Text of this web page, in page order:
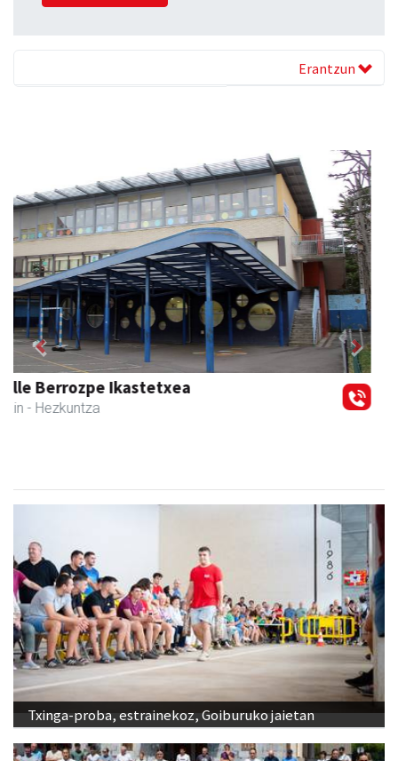
Erantzun
Stop liburu-denda
Andoain - Liburu-dendak
Previous Next
Txinga-proba, estrainekoz, Goiburuko jaietan